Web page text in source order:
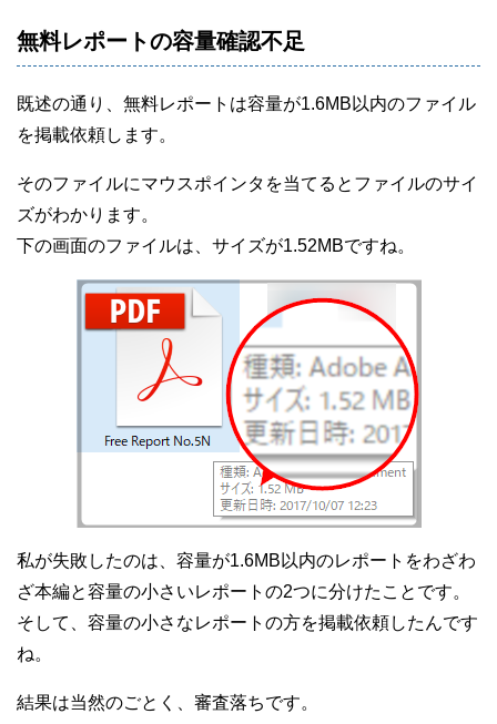
無料レポートの容量確認不足
既述の通り、無料レポートは容量が1.6MB以内のファイル
を掲載依頼します。
そのファイルにマウスポインタを当てるとファイルのサイ
ズがわかります。
下の画面のファイルは、サイズが1.52MBですね。
私が失敗したのは、容量が1.6MB以内のレポートをわざわ
ざ本編と容量の小さいレポートの2つに分けたことです。
そして、容量の小さなレポートの方を掲載依頼したんです
ね。
結果は当然のごとく、審査落ちです。